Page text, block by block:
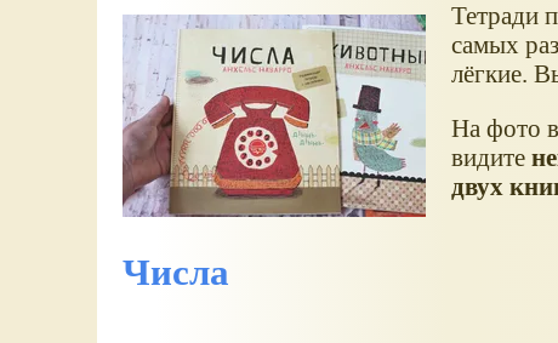
Тетради
самых
лёгкие.
На фото
видите
двух
Числа